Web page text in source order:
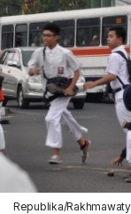
Republika/